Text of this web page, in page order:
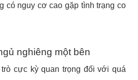
có nguy cơ cao gặp tình trạng co
nghiêng một bên
cực kỳ quan trọng đối với quá